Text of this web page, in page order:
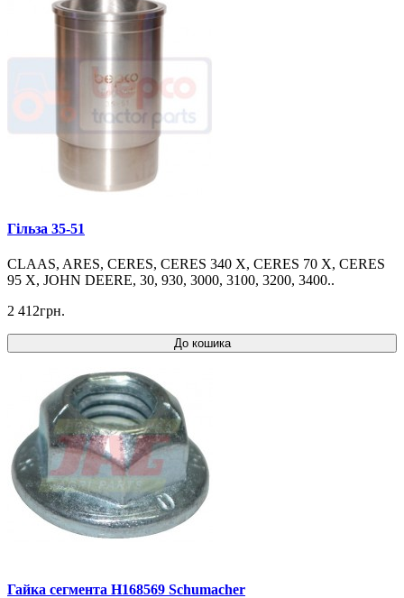
Гільза 35-51
CLAAS, ARES, CERES, CERES 340 X, CERES 70 X, CERES
95 X, JOHN DEERE, 30, 930, 3000, 3100, 3200, 3400..
2 412грн.
До кошика
Гайка сегмента H168569 Schumacher